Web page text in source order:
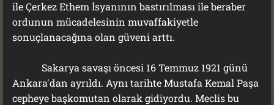
ile Çerkez Ethem İsyanının bastırılması ile beraber
ordunun mücadelesinin muvaffakiyetle
sonuçlanacağına olan güveni arttı.
Sakarya savaşı öncesi 16 Temmuz 1921 günü
Ankara'dan ayrıldı. Aynı tarihte Mustafa Kemal Paşa
cepheye başkomutan olarak gidiyordu. Meclis bu